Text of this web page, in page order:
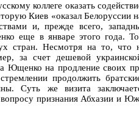
коллеге оказать
Киев «оказал Белоруссии
и, прежде всего,
еще в январе этого года.
стран. Несмотря на то,
за счет дешевой
Ющенко на продление своих
продолжить
Суть же визита
признания Абхазии и